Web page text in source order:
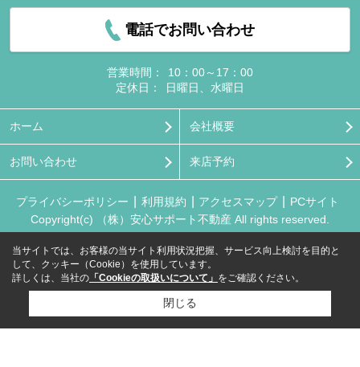
電話でお問い合わせ
営業時間：
10：00～17：00
定休日：
日曜日、水曜日
ホーム 会社概要
お問い合わせ 来店予約
プライバシーポリシー 利用規約 アクセスマップ
PCサイト
Copyright(c) （株）安心サポート不動産 All rights reserved.
当サイトでは、お客様の当サイト利用状況把握、サービス向上検討を目的と
して、クッキー（Cookie）を使用しています。
詳しくは、当社の 「Cookieの取扱いについて」 をご確認ください。
閉じる